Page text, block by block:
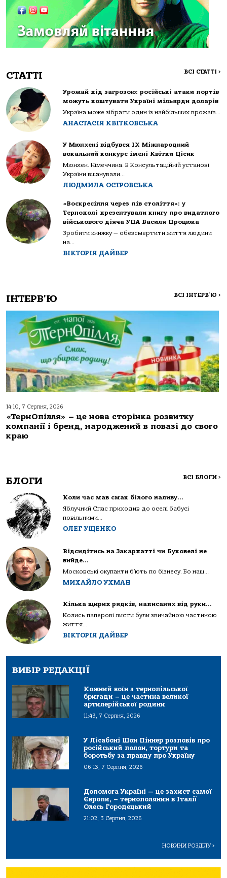
СТАТТІ ВСІ СТАТТІ >
Урожай під загрозою: російські атаки портів
можуть коштувати Україні мільярди доларів
Україна може зібрати один із найбільших врожаїв...
АНАСТАСІЯ КВІТКОВСЬКА
У Мюнхені відбувся IX Міжнародний
вокальний конкурс імені Квітки Цісик
Мюнхен. Німеччина. В Консультаційній установі
України вшанували...
ЛЮДМИЛА ОСТРОВСЬКА
«Воскресіння через пів століття»: у
Тернополі презентували книгу про видатного
військового діяча УПА Василя Процюка
Зробити книжку — обезсмертити життя людини
на...
ВІКТОРІЯ ДАЙВЕР
ІНТЕРВ'Ю ВСІ ІНТЕРВ'Ю >
14:10, 7 Серпня, 2026
«ТернОпілля» – це нова сторінка розвитку
компанії і бренд, народжений в повазі до свого
краю
БЛОГИ ВСІ БЛОГИ >
Коли час мав смак білого наливу…
Яблучний Спас приходив до оселі бабусі
повільними...
ОЛЕГ УЩЕНКО
Відсидітись на Закарпатті чи Буковелі не
вийде…
Московські окупанти б’ють по бізнесу. Бо наш...
МИХАЙЛО УХМАН
Кілька щирих рядків, написаних від руки…
Колись паперові листи були звичайною частиною
життя...
ВІКТОРІЯ ДАЙВЕР
ВИБІР РЕДАКЦІЇ
Кожний воїн з тернопільської
бригади – це частина великої
артилерійської родини
11:43, 7 Серпня, 2026
У Лісабоні Шон Піннер розповів про
російський полон, тортури та
боротьбу за правду про Україну
06:13, 7 Серпня, 2026
Допомога Україні — це захист самої
Європи, – тернополянин в Італії
Олесь Городецький
21:02, 3 Серпня, 2026
НОВИНИ РОЗДІЛУ>